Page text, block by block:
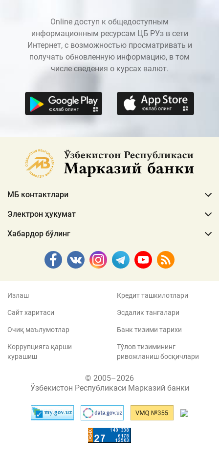
Online доступ к общедоступным
информационным ресурсам ЦБ РУз в сети
Интернет, с возможностью просматривать и
получать обновленную информацию, в том
числе сведения о курсах валют.
МБ контактлари
Электрон ҳукумат
Хабардор бўлинг
Излаш
Сайт харитаси
Очиқ маълумотлар
Коррупцияга қарши
курашиш
Кредит ташкилотлари
Эсдалик тангалари
Банк тизими тарихи
Тўлов тизимининг
ривожланиш босқичлари
© 2005–2026
Ўзбекистон Республикаси Марказий банки